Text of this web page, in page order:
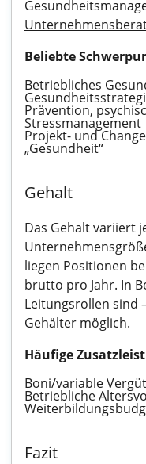
Beliebte
Betriebliches
Prävention,
Stressmanagement
Projekt- und
„Gesundheit“
Gehalt
Das Gehalt variiert
liegen Positionen
brutto pro Jahr. In
Leitungsrollen sind
Gehälter möglich.
Häufige
Boni/variable
Betriebliche
Fazit